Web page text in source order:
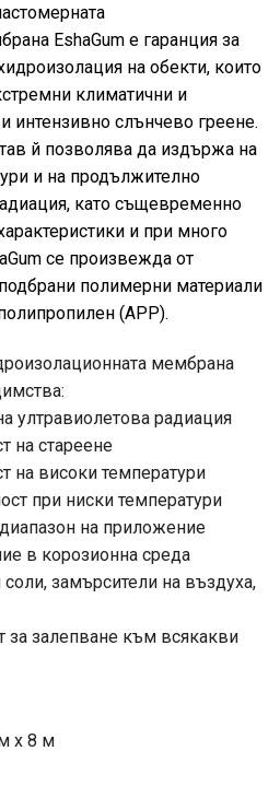
EshaGum е гаранция за
на обекти, които
климатични и
интензивно слънчево греене.
й позволява да издържа на
и на продължително
като същевременно
и при много
се произвежда от
полимерни материали
(АРР).
мембрана
ултравиолетова радиация
на стареене
на високи температури
при ниски температури
на приложение
в корозионна среда
замърсители на въздуха,
за залепване към всякакви
x 8 м